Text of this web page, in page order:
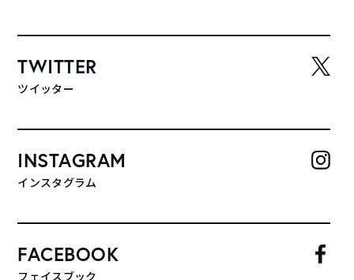
TWITTER
ツイッター
INSTAGRAM
インスタグラム
FACEBOOK
フェイスブック